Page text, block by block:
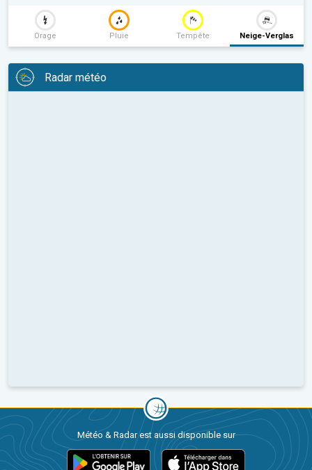
Orage Pluie Tempête Neige-Verglas
Radar météo
Météo & Radar est aussi disponible sur